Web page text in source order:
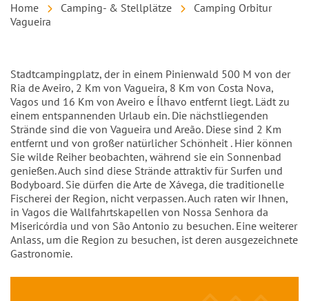
Home Camping- & Stellplätze
Camping Orbitur
Vagueira
Einleitung
Stadtcampingplatz, der in einem Pinienwald 500 M von der
Ria de Aveiro, 2 Km von Vagueira, 8 Km von Costa Nova,
Vagos und 16 Km von Aveiro e Ílhavo entfernt liegt. Lädt zu
einem entspannenden Urlaub ein. Die nächstliegenden
Strände sind die von Vagueira und Areão. Diese sind 2 Km
entfernt und von großer natürlicher Schönheit . Hier können
Sie wilde Reiher beobachten, während sie ein Sonnenbad
genießen. Auch sind diese Strände attraktiv für Surfen und
Bodyboard. Sie dürfen die Arte de Xávega, die traditionelle
Fischerei der Region, nicht verpassen. Auch raten wir Ihnen,
in Vagos die Wallfahrtskapellen von Nossa Senhora da
Misericórdia und von São Antonio zu besuchen. Eine weiterer
Anlass, um die Region zu besuchen, ist deren ausgezeichnete
Gastronomie.